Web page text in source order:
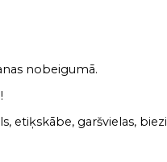
nobeigumā.
etiķskābe, garšvielas,